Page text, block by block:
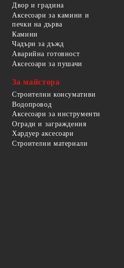
Двор и градина
Аксесоари за камини и
печки на дърва
Камини
Чадъри за дъжд
Аварийна готовност
Аксесоари за пушачи
За майстора
Строителни консумативи
Водопровод
Аксесоари за инструменти
Огради и заграждения
Хардуер аксесоари
Строителни материали